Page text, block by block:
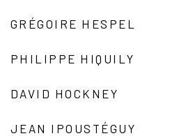
GRÉGOIRE HESPEL
PHILIPPE HIQUILY
DAVID HOCKNEY
JEAN IPOUSTÉGUY